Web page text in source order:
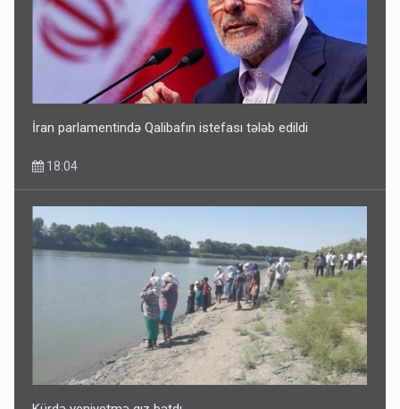
Avtomobil sahiblərinin nəzərinə: Kasko bahalaşır -
SƏBƏBLƏR
Dünyanı idarə edənlər insanlığın başını bu şou ilə qatır
14:22
İran parlamentində Qalibafın istefası tələb edildi
18:04